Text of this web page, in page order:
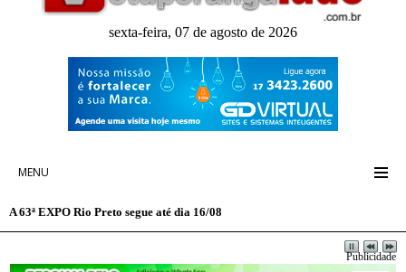
sexta-feira, 07 de agosto de 2026
MENU
A 63ª EXPO Rio Preto segue até dia 16/08
Publicidade